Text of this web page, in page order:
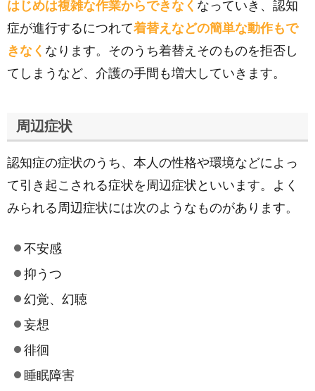
はじめは複雑な作業からできなく なっていき、認知
症が進行するにつれて着替えなどの簡単な動作もで
きなく なります。そのうち着替えそのものを拒否し
てしまうなど、介護の手間も増大していきます。
周辺症状
認知症の症状のうち、本人の性格や環境などによっ
て引き起こされる症状を周辺症状といいます。よく
みられる周辺症状には次のようなものがあります。
不安感
抑うつ
幻覚、幻聴
妄想
徘徊
睡眠障害